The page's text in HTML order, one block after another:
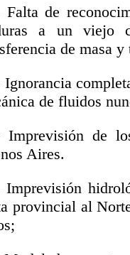
Falta de
a un viejo
de masa
Ignorancia
de fluidos
Imprevisión de
Aires.
Imprevisión
provincial al